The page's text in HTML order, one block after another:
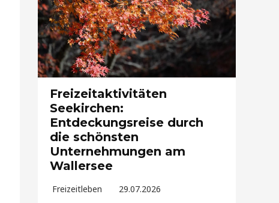
Freizeitaktivitäten
Seekirchen:
Entdeckungsreise durch
die schönsten
Unternehmungen am
Wallersee
Freizeitleben 29.07.2026